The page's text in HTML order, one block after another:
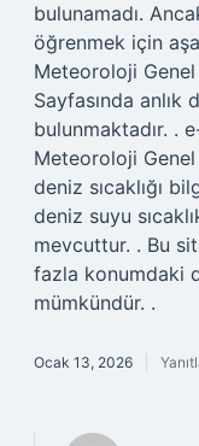
bulunamadı.
öğrenmek için
Meteoroloji
Sayfasında anlık
bulunmaktadır. .
Meteoroloji Genel
deniz sıcaklığı
deniz suyu
mevcuttur. . Bu
fazla konumdaki
mümkündür. .
Ocak 13, 2026